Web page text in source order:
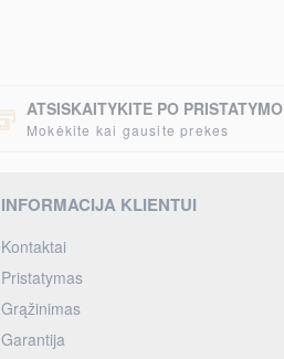
ATSISKAITYKITE PO PRISTATYMO
Mokėkite kai gausite prekes
INFORMACIJA KLIENTUI
Kontaktai
Pristatymas
Grąžinimas
Garantija